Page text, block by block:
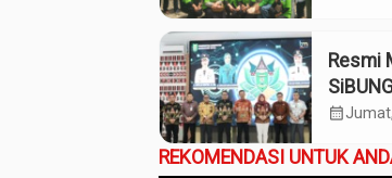
Resmi
calendar_month
REKOMENDASI UNTUK